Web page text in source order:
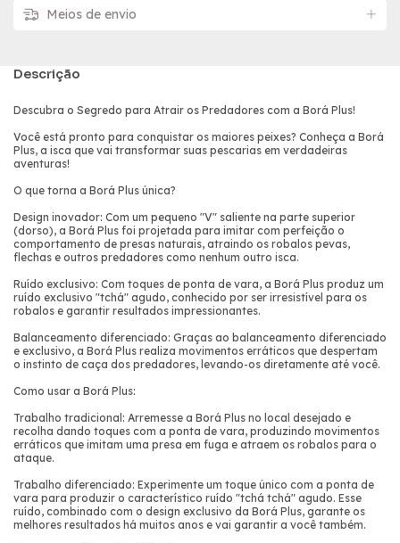
Meios de envio
Descrição
Descubra o Segredo para Atrair os Predadores com a Borá Plus!
Você está pronto para conquistar os maiores peixes? Conheça a Borá
Plus, a isca que vai transformar suas pescarias em verdadeiras
aventuras!
O que torna a Borá Plus única?
Design inovador: Com um pequeno "V" saliente na parte superior
(dorso), a Borá Plus foi projetada para imitar com perfeição o
comportamento de presas naturais, atraindo os robalos pevas,
flechas e outros predadores como nenhum outro isca.
Ruído exclusivo: Com toques de ponta de vara, a Borá Plus produz um
ruído exclusivo "tchá" agudo, conhecido por ser irresistível para os
robalos e garantir resultados impressionantes.
Balanceamento diferenciado: Graças ao balanceamento diferenciado
e exclusivo, a Borá Plus realiza movimentos erráticos que despertam
o instinto de caça dos predadores, levando-os diretamente até você.
Como usar a Borá Plus:
Trabalho tradicional: Arremesse a Borá Plus no local desejado e
recolha dando toques com a ponta de vara, produzindo movimentos
erráticos que imitam uma presa em fuga e atraem os robalos para o
ataque.
Trabalho diferenciado: Experimente um toque único com a ponta de
vara para produzir o característico ruído "tchá tchá" agudo. Esse
ruído, combinado com o design exclusivo da Borá Plus, garante os
melhores resultados há muitos anos e vai garantir a você também.